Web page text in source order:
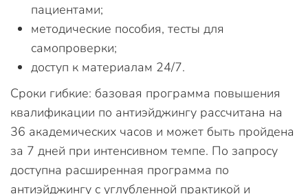
пациентами;
методические пособия, тесты для
самопроверки;
доступ к материалам 24/7.
Сроки гибкие: базовая программа повышения
квалификации по антиэйджингу рассчитана на
36 академических часов и может быть пройдена
за 7 дней при интенсивном темпе. По запросу
доступна расширенная программа по
антиэйджингу с углубленной практикой и